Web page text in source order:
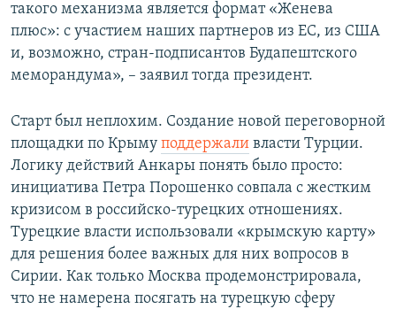
такого механизма является формат «Женева
плюс»: с участием наших партнеров из ЕС, из США
и, возможно, стран-подписантов Будапештского
меморандума», – заявил тогда президент.
Старт был неплохим. Создание новой переговорной
площадки по Крыму поддержали власти Турции.
Логику действий Анкары понять было просто:
инициатива Петра Порошенко совпала с жестким
кризисом в российско-турецких отношениях.
Турецкие власти использовали «крымскую карту»
для решения более важных для них вопросов в
Сирии. Как только Москва продемонстрировала,
что не намерена посягать на турецкую сферу